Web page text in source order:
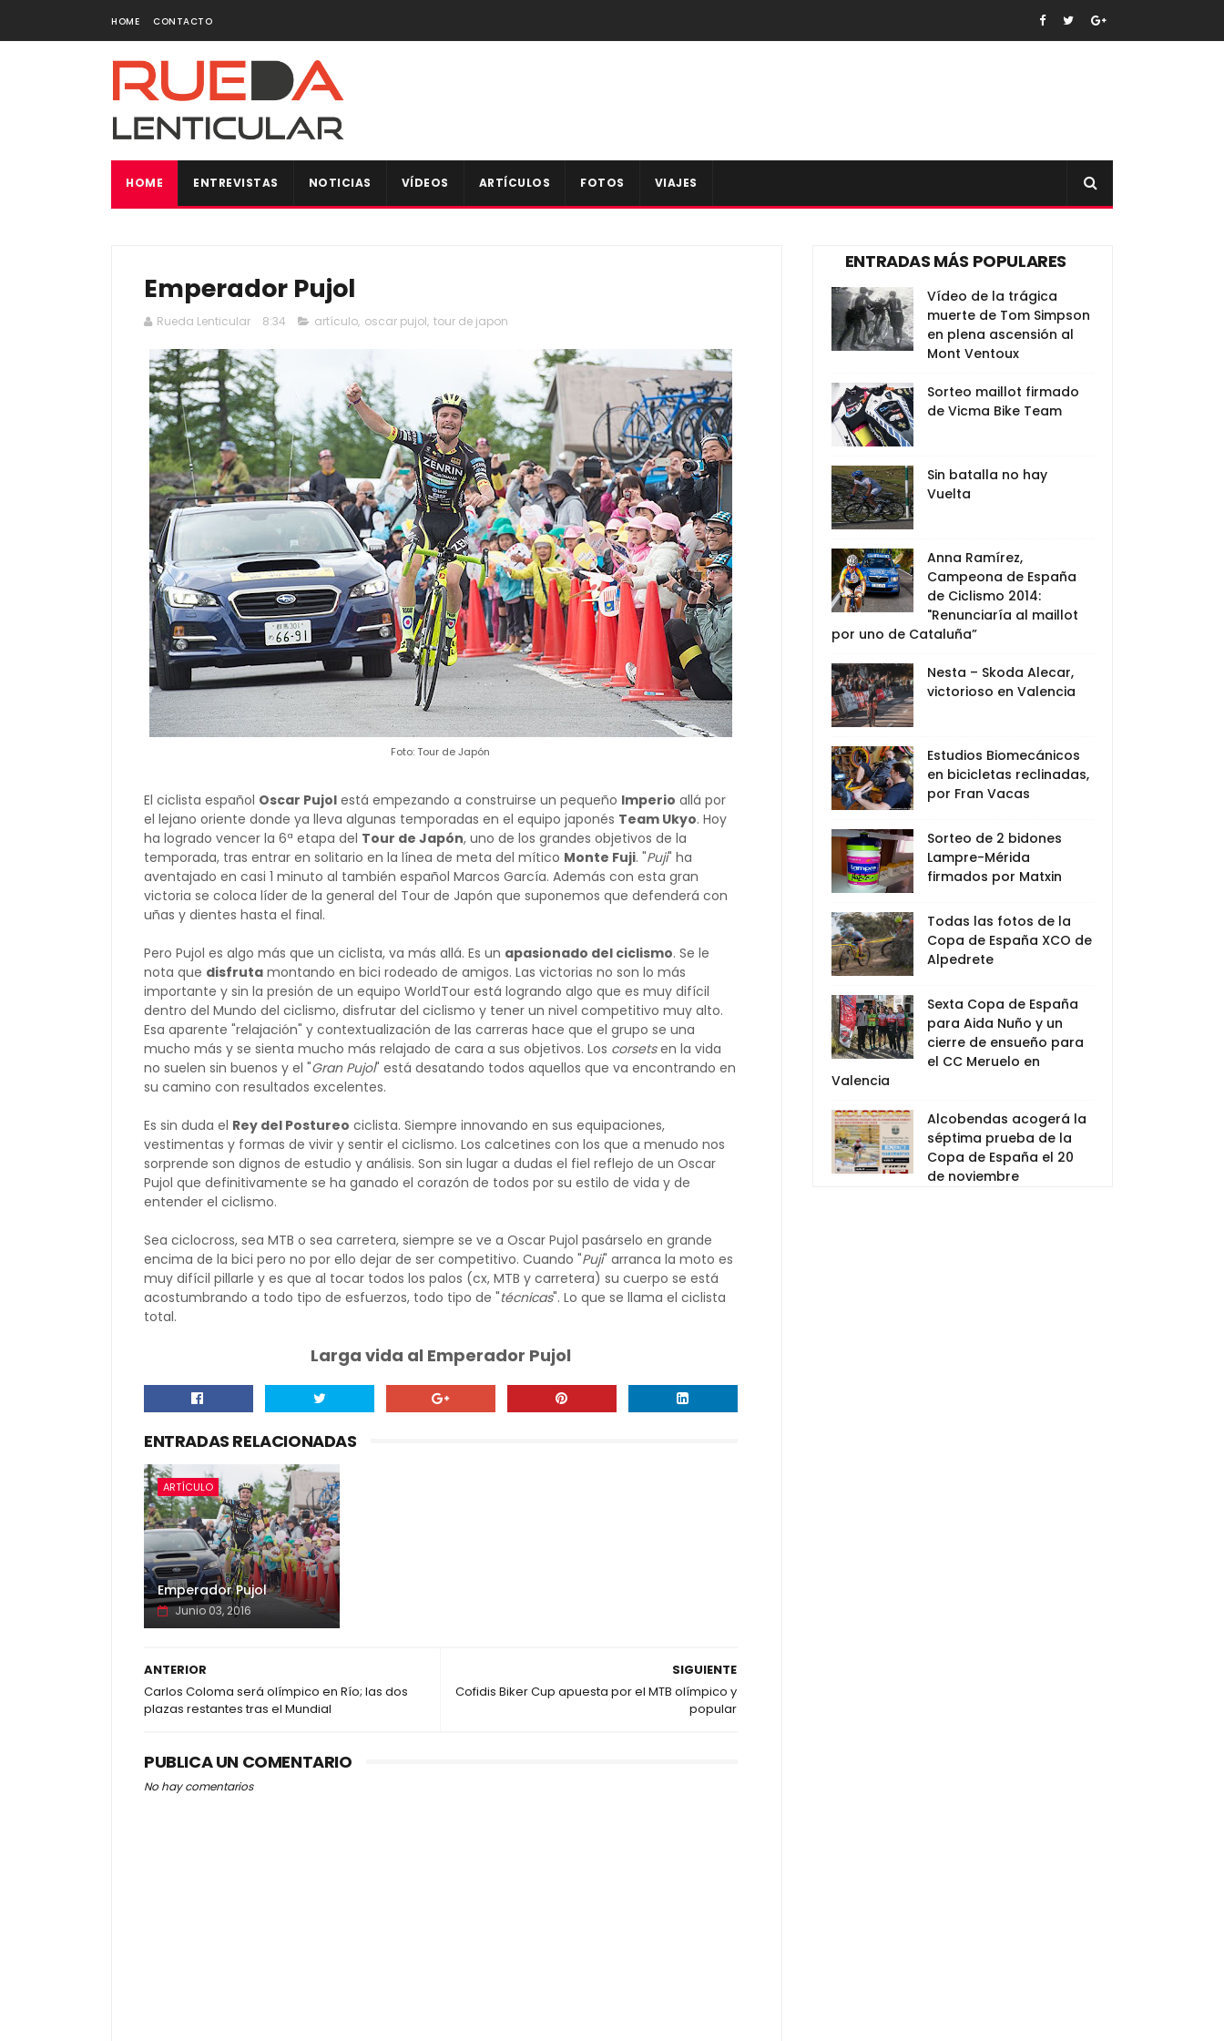
HOME CONTACTO
HOME ENTREVISTAS NOTICIAS VÍDEOS ARTÍCULOS FOTOS VIAJES
Emperador Pujol
Rueda Lenticular 8:34 artículo, oscar pujol, tour de japon
Foto: Tour de Japón
El ciclista español Oscar Pujol está empezando a construirse un pequeño Imperio allá por
el lejano oriente donde ya lleva algunas temporadas en el equipo japonés Team Ukyo. Hoy
ha logrado vencer la 6ª etapa del Tour de Japón, uno de los grandes objetivos de la
temporada, tras entrar en solitario en la línea de meta del mítico Monte Fuji. "Puji" ha
aventajado en casi 1 minuto al también español Marcos García. Además con esta gran
victoria se coloca líder de la general del Tour de Japón que suponemos que defenderá con
uñas y dientes hasta el final.
Pero Pujol es algo más que un ciclista, va más allá. Es un apasionado del ciclismo. Se le
nota que disfruta montando en bici rodeado de amigos. Las victorias no son lo más
importante y sin la presión de un equipo WorldTour está logrando algo que es muy difícil
dentro del Mundo del ciclismo, disfrutar del ciclismo y tener un nivel competitivo muy alto.
Esa aparente "relajación" y contextualización de las carreras hace que el grupo se una
mucho más y se sienta mucho más relajado de cara a sus objetivos. Los corsetsen la vida
no suelen sin buenos y el "Gran Pujol" está desatando todos aquellos que va encontrando en
su camino con resultados excelentes.
Es sin duda el Rey del Postureo ciclista. Siempre innovando en sus equipaciones,
vestimentas y formas de vivir y sentir el ciclismo. Los calcetines con los que a menudo nos
sorprende son dignos de estudio y análisis. Son sin lugar a dudas el fiel reflejo de un Oscar
Pujol que definitivamente se ha ganado el corazón de todos por su estilo de vida y de
entender el ciclismo.
Sea ciclocross, sea MTB o sea carretera, siempre se ve a Oscar Pujol pasárselo en grande
encima de la bici pero no por ello dejar de ser competitivo. Cuando "Puji" arranca la moto es
muy difícil pillarle y es que al tocar todos los palos (cx, MTB y carretera) su cuerpo se está
acostumbrando a todo tipo de esfuerzos, todo tipo de "técnicas". Lo que se llama el ciclista
total.
Larga vida al Emperador Pujol
ENTRADAS RELACIONADAS
ARTÍCULO
Emperador Pujol
Junio 03, 2016
SIGUIENTE
Cofidis Biker Cup apuesta por el MTB olímpico y
popular
ANTERIOR
Carlos Coloma será olímpico en Río; las dos
plazas restantes tras el Mundial
PUBLICA UN COMENTARIO
No hay comentarios
ENTRADAS MÁS POPULARES
Vídeo de la trágica
muerte de Tom Simpson
en plena ascensión al
Mont Ventoux
Sorteo maillot firmado
de Vicma Bike Team
Sin batalla no hay
Vuelta
Anna Ramírez,
Campeona de España
de Ciclismo 2014:
"Renunciaría al maillot
por uno de Cataluña”
Nesta – Skoda Alecar,
victorioso en Valencia
Estudios Biomecánicos
en bicicletas reclinadas,
por Fran Vacas
Sorteo de 2 bidones
Lampre-Mérida
firmados por Matxin
Todas las fotos de la
Copa de España XCO de
Alpedrete
Sexta Copa de España
para Aida Nuño y un
cierre de ensueño para
el CC Meruelo en
Valencia
Alcobendas acogerá la
séptima prueba de la
Copa de España el 20
de noviembre